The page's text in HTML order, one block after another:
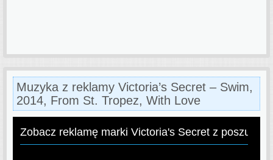
Muzyka z reklamy Victoria’s Secret – Swim,
2014, From St. Tropez, With Love
Zobacz reklamę marki Victoria's Secret z